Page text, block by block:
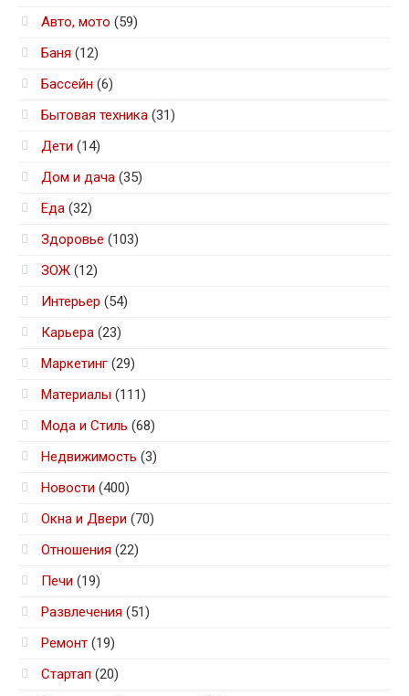
Авто, мото (59)
Баня (12)
Бассейн (6)
Бытовая техника (31)
Дети (14)
Дом и дача (35)
Еда (32)
Здоровье (103)
ЗОЖ (12)
Интерьер (54)
Карьера (23)
Маркетинг (29)
Материалы (111)
Мода и Стиль (68)
Недвижимость (3)
Новости (400)
Окна и Двери (70)
Отношения (22)
Печи (19)
Развлечения (51)
Ремонт (19)
Стартап (20)